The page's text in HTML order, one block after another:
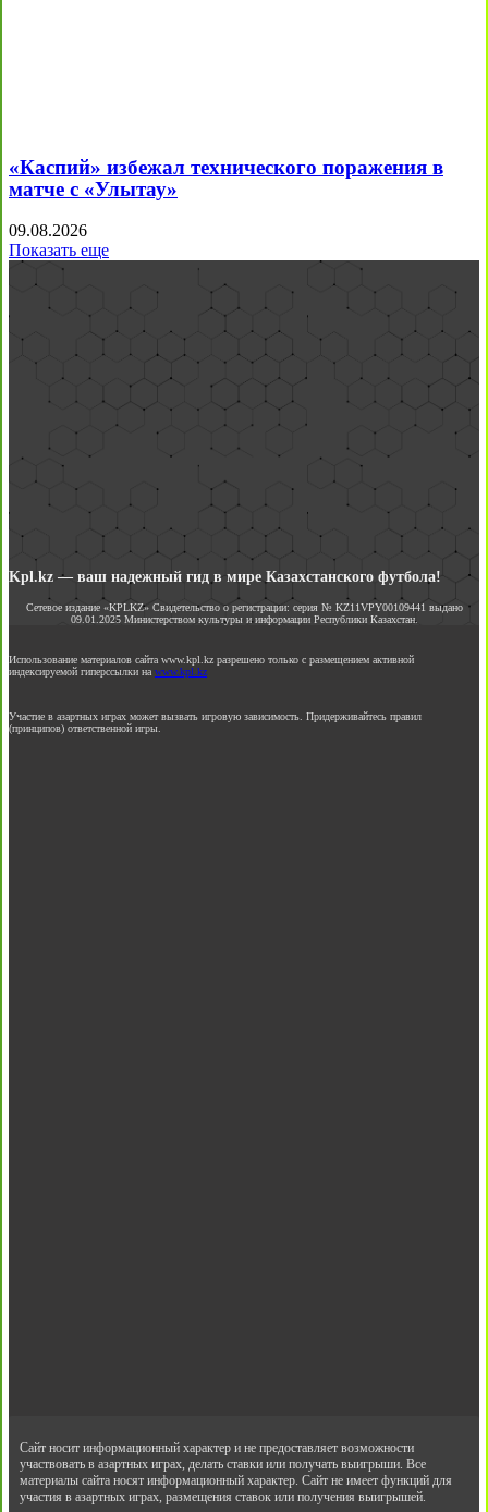
«Каспий» избежал технического поражения в
матче с «Улытау»
09.08.2026
Показать еще
Kpl.kz — ваш надежный гид в мире Казахстанского футбола!
Сетевое издание «KPLKZ» Свидетельство о регистрации: серия № KZ11VPY00109441 выдано
09.01.2025 Министерством культуры и информации Республики Казахстан.
Использование материалов сайта www.kpl.kz разрешено только с размещением активной
индексируемой гиперссылки на www.kpl.kz
Участие в азартных играх может вызвать игровую зависимость. Придерживайтесь правил
(принципов) ответственной игры.
Сайт носит информационный характер и не предоставляет возможности
участвовать в азартных играх, делать ставки или получать выигрыши. Все
материалы сайта носят информационный характер. Сайт не имеет функций для
участия в азартных играх, размещения ставок или получения выигрышей.